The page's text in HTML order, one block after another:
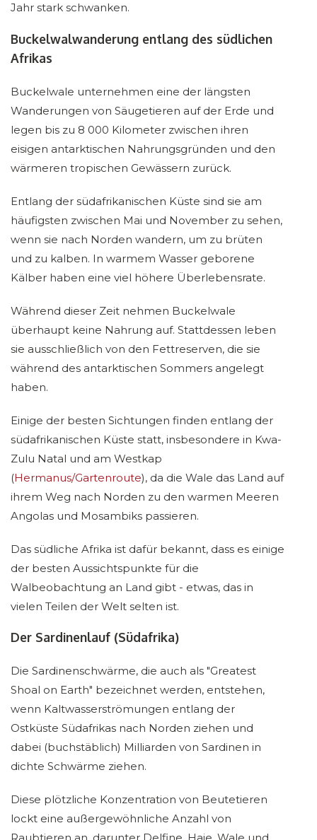
Jahr stark schwanken.
Buckelwalwanderung entlang des südlichen
Afrikas
Buckelwale unternehmen eine der längsten
Wanderungen von Säugetieren auf der Erde und
legen bis zu 8 000 Kilometer zwischen ihren
eisigen antarktischen Nahrungsgründen und den
wärmeren tropischen Gewässern zurück.
Entlang der südafrikanischen Küste sind sie am
häufigsten zwischen Mai und November zu sehen,
wenn sie nach Norden wandern, um zu brüten
und zu kalben. In warmem Wasser geborene
Kälber haben eine viel höhere Überlebensrate.
Während dieser Zeit nehmen Buckelwale
überhaupt keine Nahrung auf. Stattdessen leben
sie ausschließlich von den Fettreserven, die sie
während des antarktischen Sommers angelegt
haben.
Einige der besten Sichtungen finden entlang der
südafrikanischen Küste statt, insbesondere in Kwa-
Zulu Natal und am Westkap
(Hermanus/Gartenroute), da die Wale das Land auf
ihrem Weg nach Norden zu den warmen Meeren
Angolas und Mosambiks passieren.
Das südliche Afrika ist dafür bekannt, dass es einige
der besten Aussichtspunkte für die
Walbeobachtung an Land gibt - etwas, das in
vielen Teilen der Welt selten ist.
Der Sardinenlauf (Südafrika)
Die Sardinenschwärme, die auch als "Greatest
Shoal on Earth" bezeichnet werden, entstehen,
wenn Kaltwasserströmungen entlang der
Ostküste Südafrikas nach Norden ziehen und
dabei (buchstäblich) Milliarden von Sardinen in
dichte Schwärme ziehen.
Diese plötzliche Konzentration von Beutetieren
lockt eine außergewöhnliche Anzahl von